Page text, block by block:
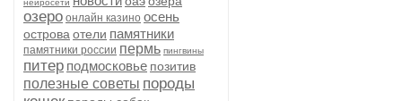
нейросети
озеро онлайн казино осень
острова отели памятники
памятники россии пермь пингвины
питер подмосковье позитив
полезные советы породы